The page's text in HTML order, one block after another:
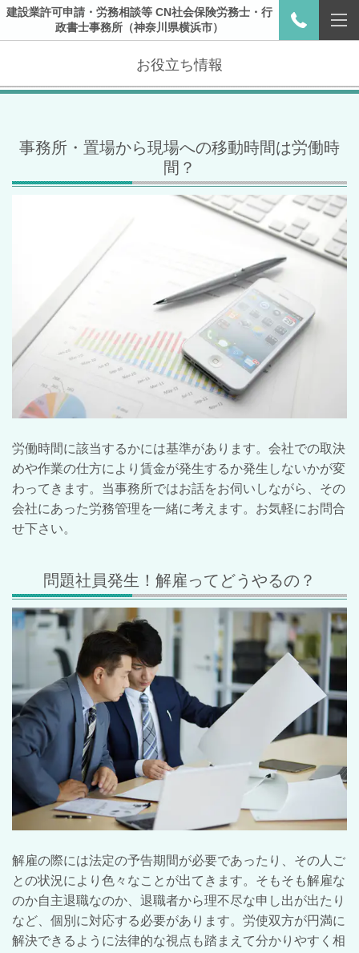
建設業許可申請・労務相談等 CN社会保険労務士・行
政書士事務所（神奈川県横浜市）
お役立ち情報
事務所・置場から現場への移動時間は労働時
間？
労働時間に該当するかには基準があります。会社での取決
めや作業の仕方により賃金が発生するか発生しないかが変
わってきます。当事務所ではお話をお伺いしながら、その
会社にあった労務管理を一緒に考えます。お気軽にお問合
せ下さい。
問題社員発生！解雇ってどうやるの？
解雇の際には法定の予告期間が必要であったり、その人ご
との状況により色々なことが出てきます。そもそも解雇な
のか自主退職なのか、退職者から理不尽な申し出が出たり
など、個別に対応する必要があります。労使双方が円満に
解決できるように法律的な視点も踏まえて分かりやすく相